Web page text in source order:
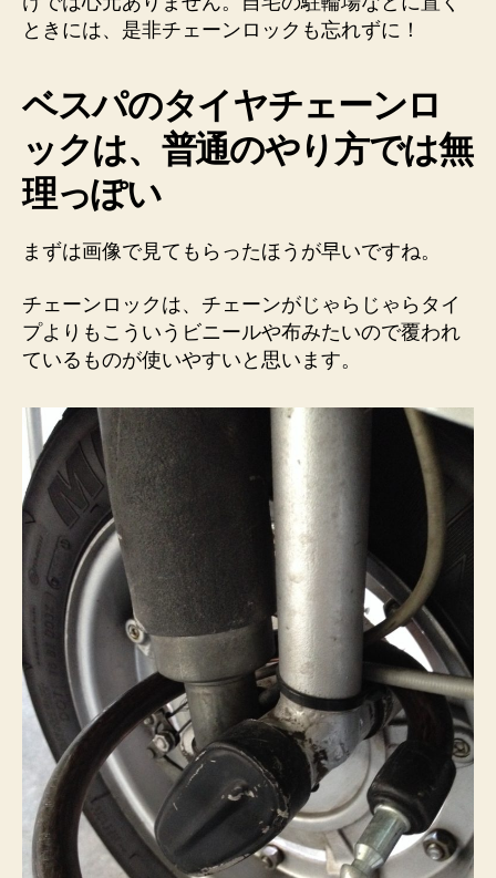
ヤ
チ
ー
ン
ロ
ッ
の
所
へ
の
ときには、是非チェーンロックも忘れずに！
ベスパのタイヤチェーンロ
ックは、普通のやり方では無
理っぽい
まずは画像で見てもらったほうが早いですね。
チェーンロックは、チェーンがじゃらじゃらタイ
プよりもこういうビニールや布みたいので覆われ
ているものが使いやすいと思います。